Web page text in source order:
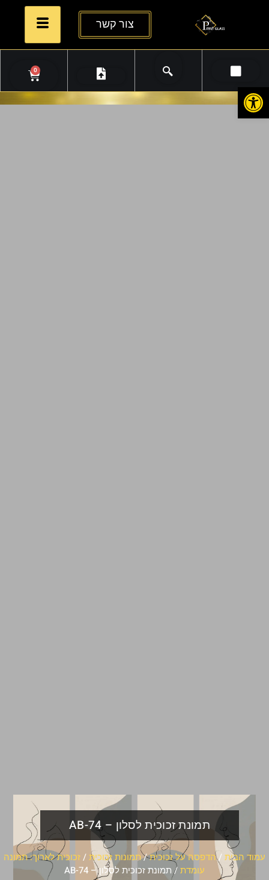
צור קשר
0
תמונת זכוכית לסלון – AB-74
עמוד הבית /הדפסה על זכוכית/תמונות זכוכית/זכוכית לארוך: תמונה
עומדת/ תמונת זכוכית לסלון – AB-74
פתח סרגל נגישות